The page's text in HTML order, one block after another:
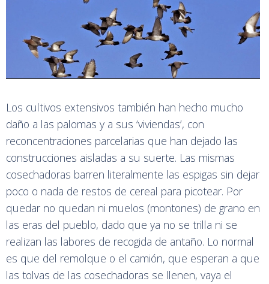
Los cultivos extensivos también han hecho mucho
daño a las palomas y a sus ‘viviendas’, con
reconcentraciones parcelarias que han dejado las
construcciones aisladas a su suerte. Las mismas
cosechadoras barren literalmente las espigas sin dejar
poco o nada de restos de cereal para picotear. Por
quedar no quedan ni muelos (montones) de grano en
las eras del pueblo, dado que ya no se trilla ni se
realizan las labores de recogida de antaño. Lo normal
es que del remolque o el camión, que esperan a que
las tolvas de las cosechadoras se llenen, vaya el